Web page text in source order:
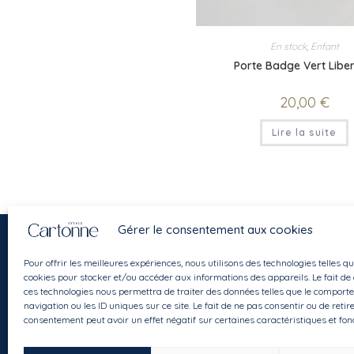
Gérer le consentement aux cookies
Pour offrir les meilleures expériences, nous utilisons des technologies telles
cookies pour stocker et/ou accéder aux informations des appareils. Le fait de
ces technologies nous permettra de traiter des données telles que le
navigation ou les ID uniques sur ce site. Le fait de ne pas consentir ou de
consentement peut avoir un effet négatif sur certaines caractéristiques et
En stock, Enfant
Porte Badge Vert
20,00 €
Lire la suite
Instagram
Facebook
E-mail